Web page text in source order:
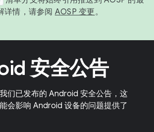
详情，请参阅 AOSP 变更。
安全公告
们已发布的 Android 安全公告，这
会影响 Android 设备的问题提供了